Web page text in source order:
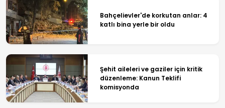
Bahçelievler'de korkutan anlar: 4
katlı bina yerle bir oldu
Şehit aileleri ve gaziler için kritik
düzenleme: Kanun Teklifi
komisyonda